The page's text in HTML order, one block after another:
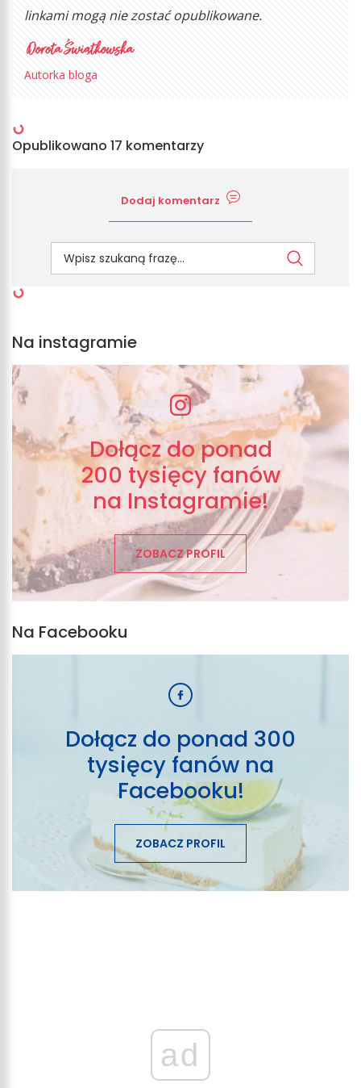
linkami mogą nie zostać opublikowane.
Autorka bloga
Opublikowano 17 komentarzy
Dodaj komentarz
Na instagramie
Dołącz do ponad
200 tysięcy fanów
na Instagramie!
ZOBACZ PROFIL
Na Facebooku
Dołącz do ponad 300
tysięcy fanów na
Facebooku!
ZOBACZ PROFIL
ad